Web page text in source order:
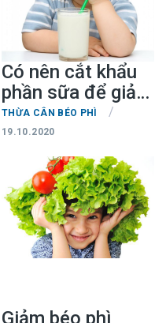
Có nên cắt khẩu
phần sữa để giảm
béo phì cho bé?
THỪA CÂN BÉO PHÌ /
19.10.2020
Giảm béo phì